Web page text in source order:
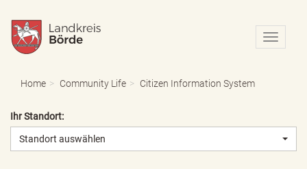
N
a
o
Home Community Life Citizen Information System
Ihr Standort:
Standort auswählen